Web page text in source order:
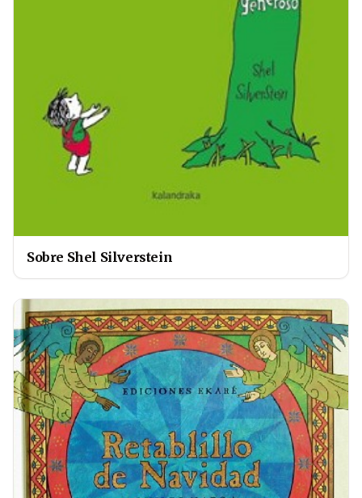
Sobre Shel Silverstein